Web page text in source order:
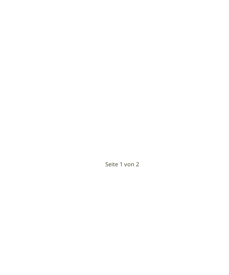
Seite 1 von 2